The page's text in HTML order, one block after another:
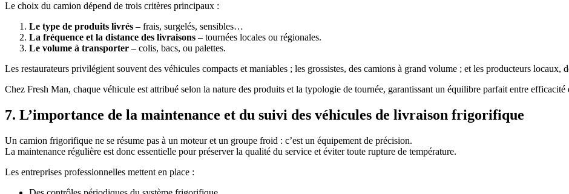
Le choix du camion dépend de trois critères principaux :
Le type de produits livrés – frais, surgelés, sensibles…
La fréquence et la distance des livraisons – tournées locales ou régionales.
Le volume à transporter – colis, bacs, ou palettes.
Les restaurateurs privilégient souvent des véhicules compacts et maniables ; les grossistes, des camions à grand volume ; et les producteurs locaux,
Chez Fresh Man, chaque véhicule est attribué selon la nature des produits et la typologie de tournée, garantissant un équilibre parfait entre efficacité
7. L’importance de la maintenance et du suivi des véhicules de livraison frigorifique
Un camion frigorifique ne se résume pas à un moteur et un groupe froid : c’est un équipement de précision.
La maintenance régulière est donc essentielle pour préserver la qualité du service et éviter toute rupture de température.
Les entreprises professionnelles mettent en place :